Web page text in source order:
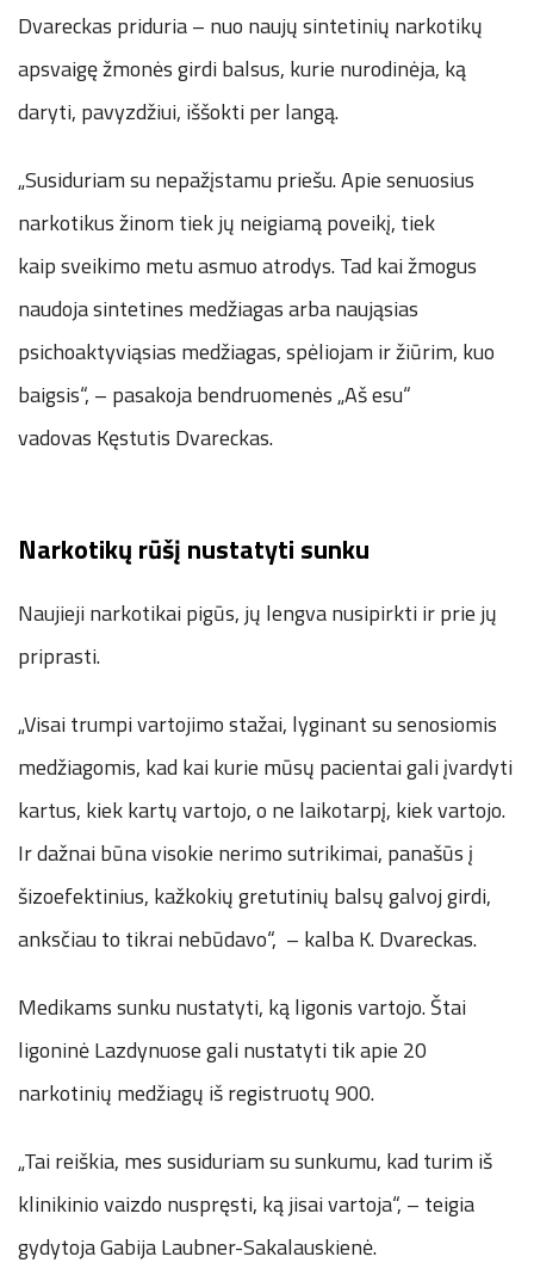
Dvareckas priduria – nuo naujų sintetinių narkotikų
apsvaigę žmonės girdi balsus, kurie nurodinėja, ką
daryti, pavyzdžiui, iššokti per langą.
„Susiduriam su nepažįstamu priešu. Apie senuosius
narkotikus žinom tiek jų neigiamą poveikį, tiek
kaip sveikimo metu asmuo atrodys. Tad kai žmogus
naudoja sintetines medžiagas arba naująsias
psichoaktyviąsias medžiagas, spėliojam ir žiūrim, kuo
baigsis“, – pasakoja bendruomenės „Aš esu“
vadovas Kęstutis Dvareckas.
Narkotikų rūšį nustatyti sunku
Naujieji narkotikai pigūs, jų lengva nusipirkti ir prie jų
priprasti.
„Visai trumpi vartojimo stažai, lyginant su senosiomis
medžiagomis, kad kai kurie mūsų pacientai gali įvardyti
kartus, kiek kartų vartojo, o ne laikotarpį, kiek vartojo.
Ir dažnai būna visokie nerimo sutrikimai, panašūs į
šizoefektinius, kažkokių gretutinių balsų galvoj girdi,
anksčiau to tikrai nebūdavo“, – kalba K. Dvareckas.
Medikams sunku nustatyti, ką ligonis vartojo. Štai
ligoninė Lazdynuose gali nustatyti tik apie 20
narkotinių medžiagų iš registruotų 900.
„Tai reiškia, mes susiduriam su sunkumu, kad turim iš
klinikinio vaizdo nuspręsti, ką jisai vartoja“, – teigia
gydytoja Gabija Laubner-Sakalauskienė.